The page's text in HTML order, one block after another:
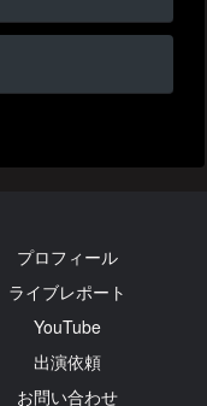
プロフィール
ライブレポート
YouTube
出演依頼
お問い合わせ